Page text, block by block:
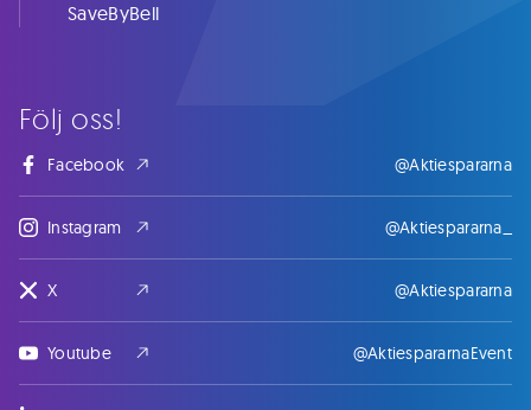
Följ oss!
Facebook @Aktiespararna
Instagram @Aktiespararna_
X @Aktiespararna
Youtube @AktiespararnaEvent
SaveByBell